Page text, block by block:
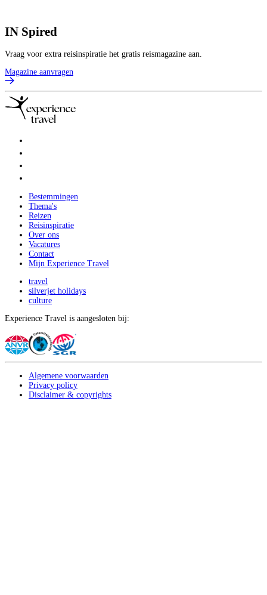
IN Spired
Vraag voor extra reisinspiratie het gratis reismagazine aan.
Magazine aanvragen
Bestemmingen
Thema's
Reizen
Reisinspiratie
Over ons
Vacatures
Contact
Mijn Experience Travel
travel
silverjet holidays
culture
Experience Travel is aangesloten bij:
Algemene voorwaarden
Privacy policy
Disclaimer & copyrights